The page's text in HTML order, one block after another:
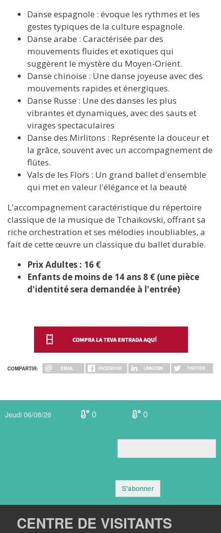
Danse espagnole : évoque les rythmes et les
gestes typiques de la culture espagnole.
Danse arabe : Caractérisée par des
mouvements fluides et exotiques qui
suggèrent le mystère du Moyen-Orient.
Danse chinoise : Une danse joyeuse avec des
mouvements rapides et énergiques.
Danse Russe : Une des danses les plus
vibrantes et dynamiques, avec des sauts et
virages spectaculaires
Danse des Mirlitons : Représente la douceur et
la grâce, souvent avec un accompagnement de
flûtes.
Vals de les Flors : Un grand ballet d'ensemble
qui met en valeur l'élégance et la beauté
L'accompagnement caractéristique du répertoire
classique de la musique de Tchaïkovski, offrant sa
riche orchestration et ses mélodies inoubliables, a
fait de cette œuvre un classique du ballet durable.
Prix Adultes : 16 €
Enfants de moins de 14 ans 8 € (une pièce
d'identité sera demandée à l'entrée)
COMPARTIR: EMAIL FACEBOOK LINKEDIN TWITTER
Jeudi 06/08/26 0 0
S'abonner
CENTRE DE VISITANTS